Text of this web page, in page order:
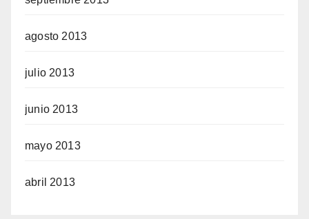
agosto 2013
julio 2013
junio 2013
mayo 2013
abril 2013